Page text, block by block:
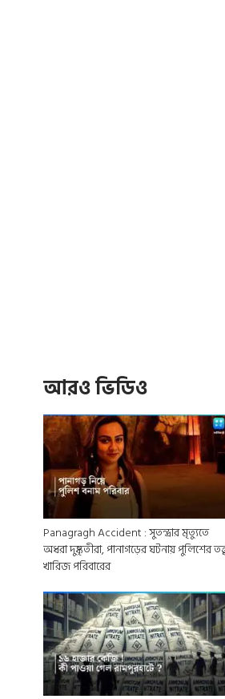
আরও ভিডিও
Panagragh Accident : সুতন্দ্রার মৃত্যুতে
অধরা দুষ্কৃতীরা, পানাগড়ের ঘটনায় পুলিশের
খারিজ পরিবারের